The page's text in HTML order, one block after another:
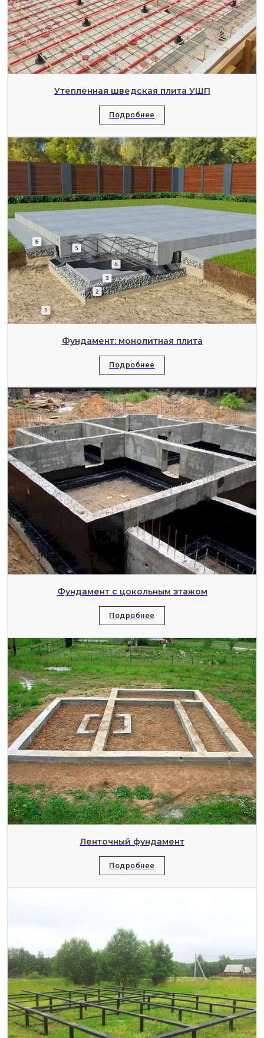
Утепленная шведская плита УШП
Подробнее
Фундамент: монолитная плита
Подробнее
Фундамент с цокольным этажом
Подробнее
Ленточный фундамент
Подробнее